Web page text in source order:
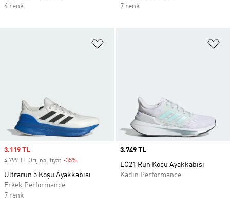
4 renk
7 renk
Sale price
3.119 TL
4.799 TL Orijinal fiyat -35%
Ultrarun 5 Koşu Ayakkabısı
Erkek Performance
7 renk
Price
3.749 TL
EQ21 Run Koşu Ayakkabısı
Kadın Performance